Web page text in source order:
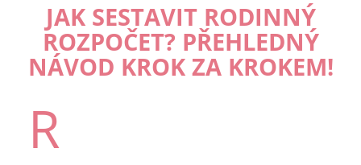
JAK SESTAVIT RODINNÝ
ROZPOČET? PŘEHLEDNÝ
NÁVOD KROK ZA KROKEM!
R